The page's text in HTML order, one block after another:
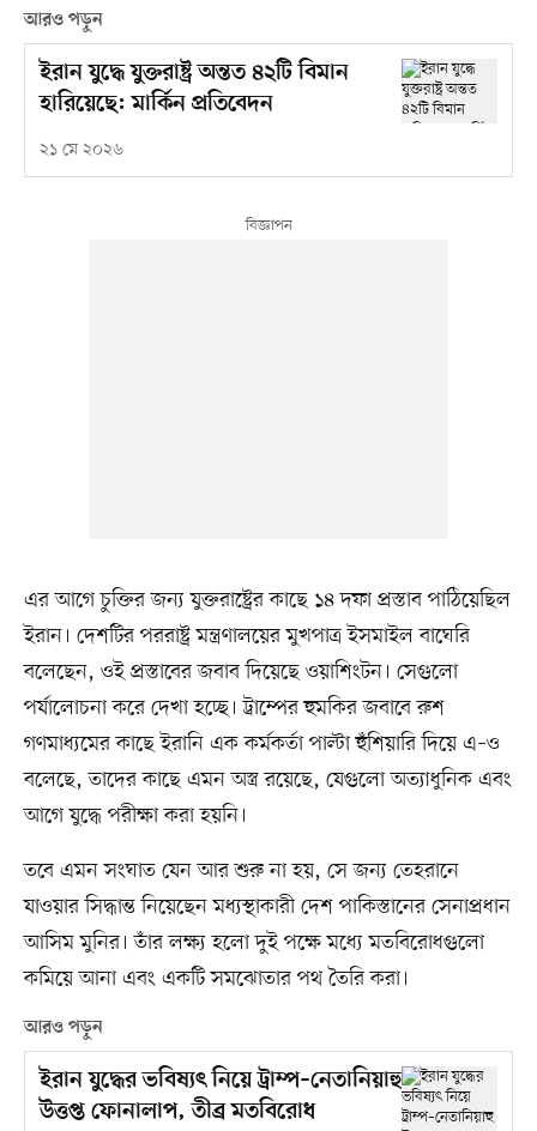
আরও পড়ুন
ইরান যুদ্ধে যুক্তরাষ্ট্র অন্তত ৪২টি বিমান
হারিয়েছে: মার্কিন প্রতিবেদন
২১ মে ২০২৬
এর আগে চুক্তির জন্য যুক্তরাষ্ট্রের কাছে ১৪ দফা প্রস্তাব পাঠিয়েছিল
ইরান। দেশটির পররাষ্ট্র মন্ত্রণালয়ের মুখপাত্র ইসমাইল বাঘেরি
বলেছেন, ওই প্রস্তাবের জবাব দিয়েছে ওয়াশিংটন। সেগুলো
পর্যালোচনা করে দেখা হচ্ছে। ট্রাম্পের হুমকির জবাবে রুশ
গণমাধ্যমের কাছে ইরানি এক কর্মকর্তা পাল্টা হুঁশিয়ারি দিয়ে এ–ও
বলেছে, তাদের কাছে এমন অস্ত্র রয়েছে, যেগুলো অত্যাধুনিক এবং
আগে যুদ্ধে পরীক্ষা করা হয়নি।
তবে এমন সংঘাত যেন আর শুরু না হয়, সে জন্য তেহরানে
যাওয়ার সিদ্ধান্ত নিয়েছেন মধ্যস্থাকারী দেশ পাকিস্তানের সেনাপ্রধান
আসিম মুনির। তাঁর লক্ষ্য হলো দুই পক্ষে মধ্যে মতবিরোধগুলো
কমিয়ে আনা এবং একটি সমঝোতার পথ তৈরি করা।
আরও পড়ুন
ইরান যুদ্ধের ভবিষ্যৎ নিয়ে ট্রাম্প–নেতানিয়াহু
উত্তপ্ত ফোনালাপ, তীব্র মতবিরোধ